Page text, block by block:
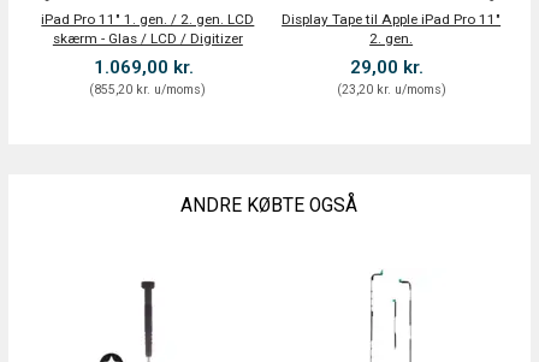
iPad Pro 11" 1. gen. / 2. gen. LCD
skærm - Glas / LCD / Digitizer
1.069,00 kr.
(855,20 kr. u/moms)
Display Tape til Apple iPad Pro 11"
2. gen.
29,00 kr.
(23,20 kr. u/moms)
ANDRE KØBTE OGSÅ